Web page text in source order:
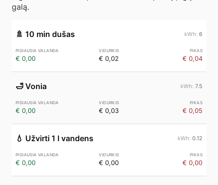
galą.
🚿 10 min dušas 6
€ 0,00 € 0,02 € 0,04
🛁 Vonia 7.5
€ 0,00 € 0,03 € 0,05
💧 Užvirti 1 l vandens 0.12
€ 0,00 € 0,00 € 0,00